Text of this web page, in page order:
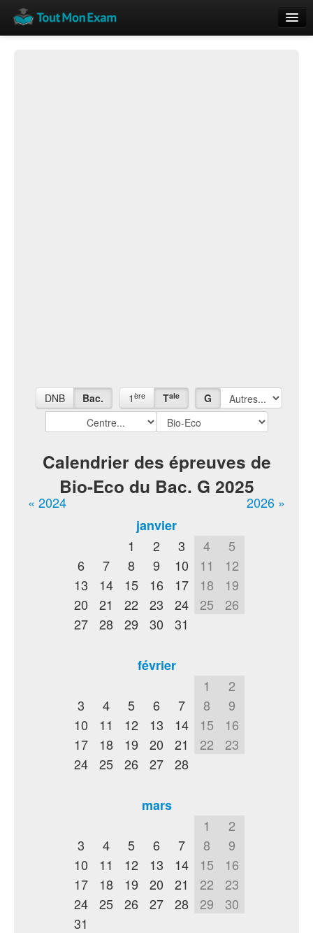
DNB Bac. 1 ère Tale G
Calendrier des épreuves de
Bio-Eco du Bac. G 2025
« 2024
2026 »
janvier
1
2 3 4
5
6
7 8 9 10 11
12
13
14 15 16 17 18
19
20
21 22 23 24 25
26
27
28 29 30 31
février
1
2
3
4 5 6 7 8
9
10
11 12 13 14 15
16
17
18 19 20 21 22
23
24
25 26 27 28
mars
1
2
3
4 5 6 7 8
9
10
11 12 13 14 15
16
17
18 19 20 21 22
23
24
25 26 27 28 29
30
31